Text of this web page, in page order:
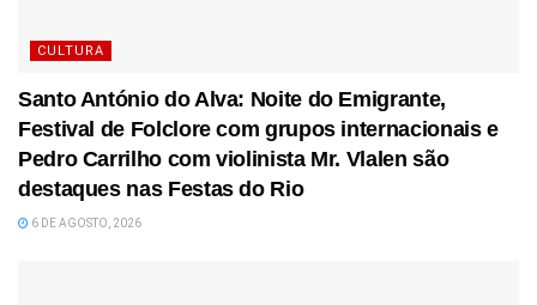
CULTURA
Santo António do Alva: Noite do Emigrante,
Festival de Folclore com grupos internacionais e
Pedro Carrilho com violinista Mr. Vlalen são
destaques nas Festas do Rio
6 DE AGOSTO, 2026